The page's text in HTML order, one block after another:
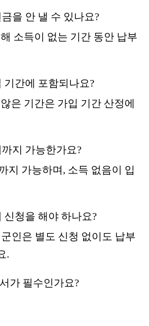
을 안 낼 수 있나요?
소득이 없는 기간 동안 납부
기간에 포함되나요?
은 기간은 가입 기간 산정에
지 가능한가요?
지 가능하며, 소득 없음이 입
청을 해야 하나요?
인은 별도 신청 없이도 납부
.
가 필수인가요?